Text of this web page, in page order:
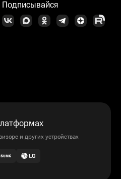
Подписывайся
и других устройствах